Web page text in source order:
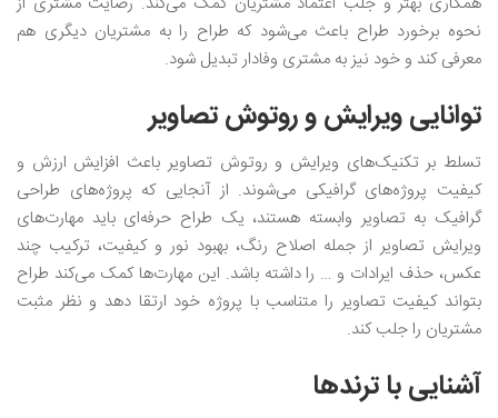
نحوه برخورد طراح باعث می‌شود که طراح را به مشتریان دیگری هم
معرفی کند و خود نیز به مشتری وفادار تبدیل شود.
توانایی ویرایش و روتوش تصاویر
تسلط بر تکنیک‌های ویرایش و روتوش تصاویر باعث افزایش ارزش و
کیفیت پروژه‌های گرافیکی می‌شوند. از آنجایی که پروژه‌های طراحی
گرافیک به تصاویر وابسته هستند، یک طراح حرفه‌ای باید مهارت‌های
ویرایش تصاویر از جمله اصلاح رنگ، بهبود نور و کیفیت، ترکیب چند
عکس، حذف ایرادات و … را داشته باشد. این مهارت‌ها کمک می‌کند طراح
بتواند کیفیت تصاویر را متناسب با پروژه خود ارتقا دهد و نظر مثبت
مشتریان را جلب کند.
آشنایی با ترندها